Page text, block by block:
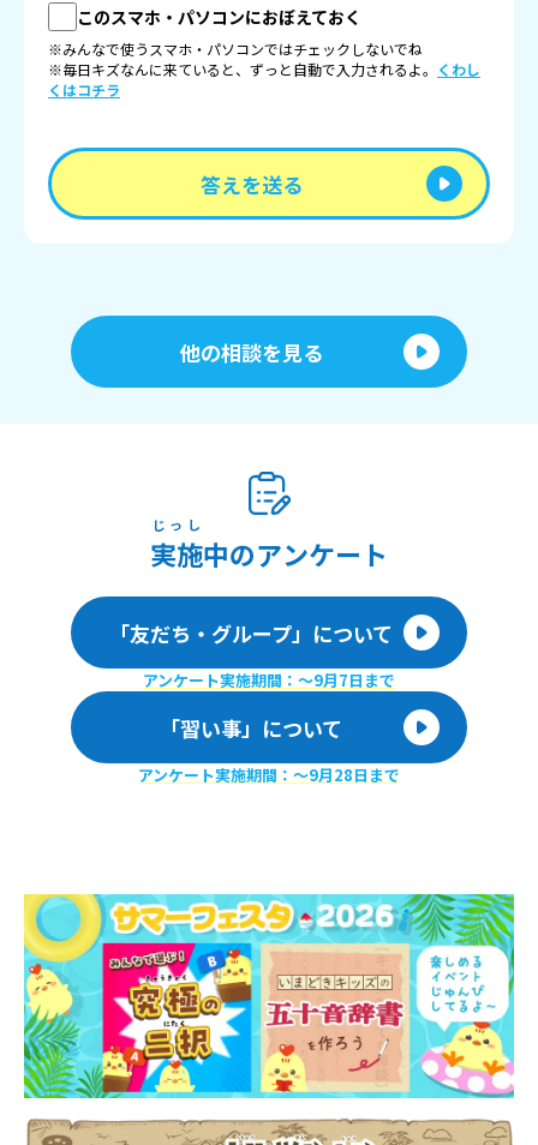
このスマホ・パソコンにおぼえておく
※みんなで使うスマホ・パソコンではチェックしないでね
※毎日キズなんに来ていると、ずっと自動で入力されるよ。 くわし
くはコチラ
答えを送る
他の相談を見る
実施
じっし
中のアンケート
「友だち・グループ」について
アンケート実施期間：〜9月7日まで
「習い事」について
アンケート実施期間：〜9月28日まで